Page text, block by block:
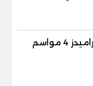
مواسم